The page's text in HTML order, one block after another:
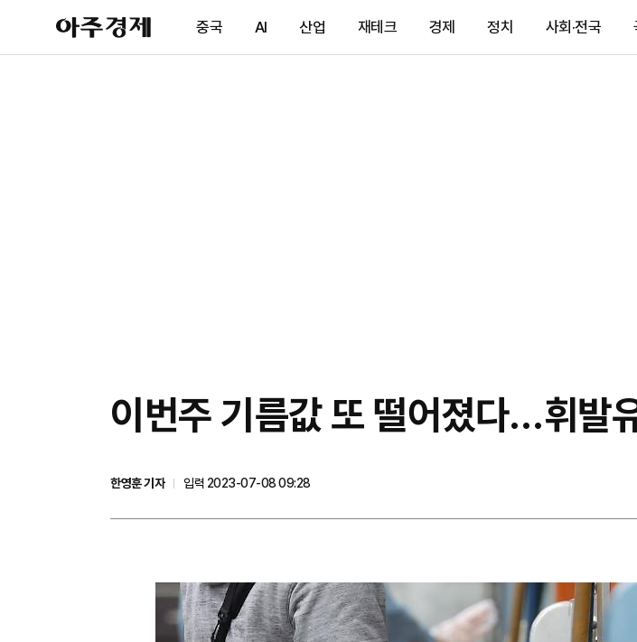
아
주
제
중국 AI 산업 재테크 경제 정치 사회·전국
이번주 기름값 또 떨어졌다…휘발
한영훈 기자
입력 2023-07-08 09:28